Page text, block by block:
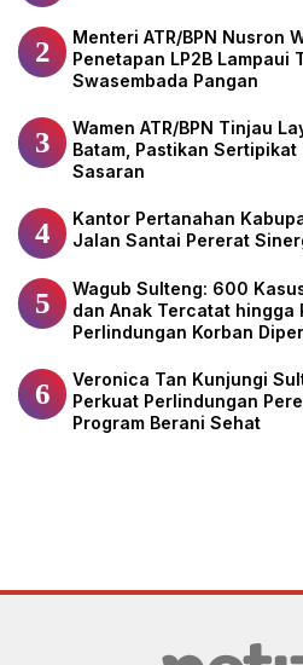
2
Menteri ATR/BPN Nusron
Penetapan LP2B Lampaui
Swasembada Pangan
3
Wamen ATR/BPN Tinjau
Batam, Pastikan Sertipikat
Sasaran
4
Kantor Pertanahan
Jalan Santai Pererat
5
Wagub Sulteng: 600
dan Anak Tercatat hingga
Perlindungan Korban
6
Veronica Tan Kunjungi
Perkuat Perlindungan
Program Berani Sehat